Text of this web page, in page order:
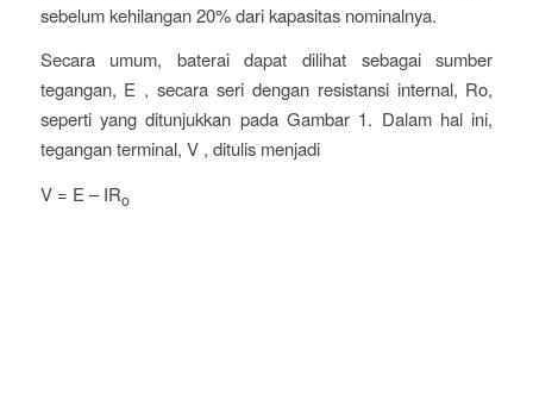
sebelum kehilangan 20% dari kapasitas nominalnya.
Secara umum, baterai dapat dilihat sebagai sumber
tegangan, E , secara seri dengan resistansi internal, Ro,
seperti yang ditunjukkan pada Gambar 1. Dalam hal ini,
tegangan terminal, V , ditulis menjadi
V = E – IRo